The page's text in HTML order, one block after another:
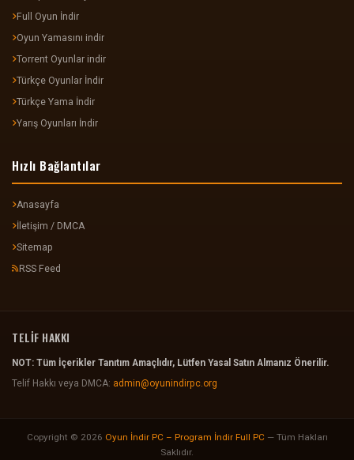
Full Oyun İndir
Oyun Yamasını indir
Torrent Oyunlar indir
Türkçe Oyunlar İndir
Türkçe Yama İndir
Yarış Oyunları İndir
Hızlı Bağlantılar
Anasayfa
İletişim / DMCA
Sitemap
RSS Feed
TELİF HAKKI
NOT: Tüm İçerikler Tanıtım Amaçlıdır, Lütfen Yasal Satın Almanız Önerilir.
Telif Hakkı veya DMCA: admin@oyunindirpc.org
Copyright © 2026 Oyun İndir PC – Program İndir Full PC — Tüm Hakları
Saklıdır.